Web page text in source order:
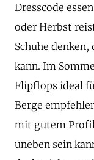
Dresscode
oder Herbst
Schuhe
kann. Im
Flipflops ideal
Berge
mit gutem
uneben sein